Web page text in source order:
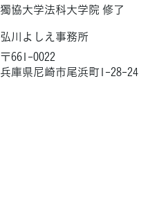
獨協大学法科大学院 修了
弘川よしえ事務所
〒661-0022
兵庫県尼崎市尾浜町1-28-24